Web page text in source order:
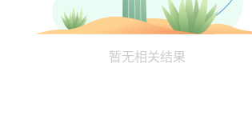
暂无相关结果